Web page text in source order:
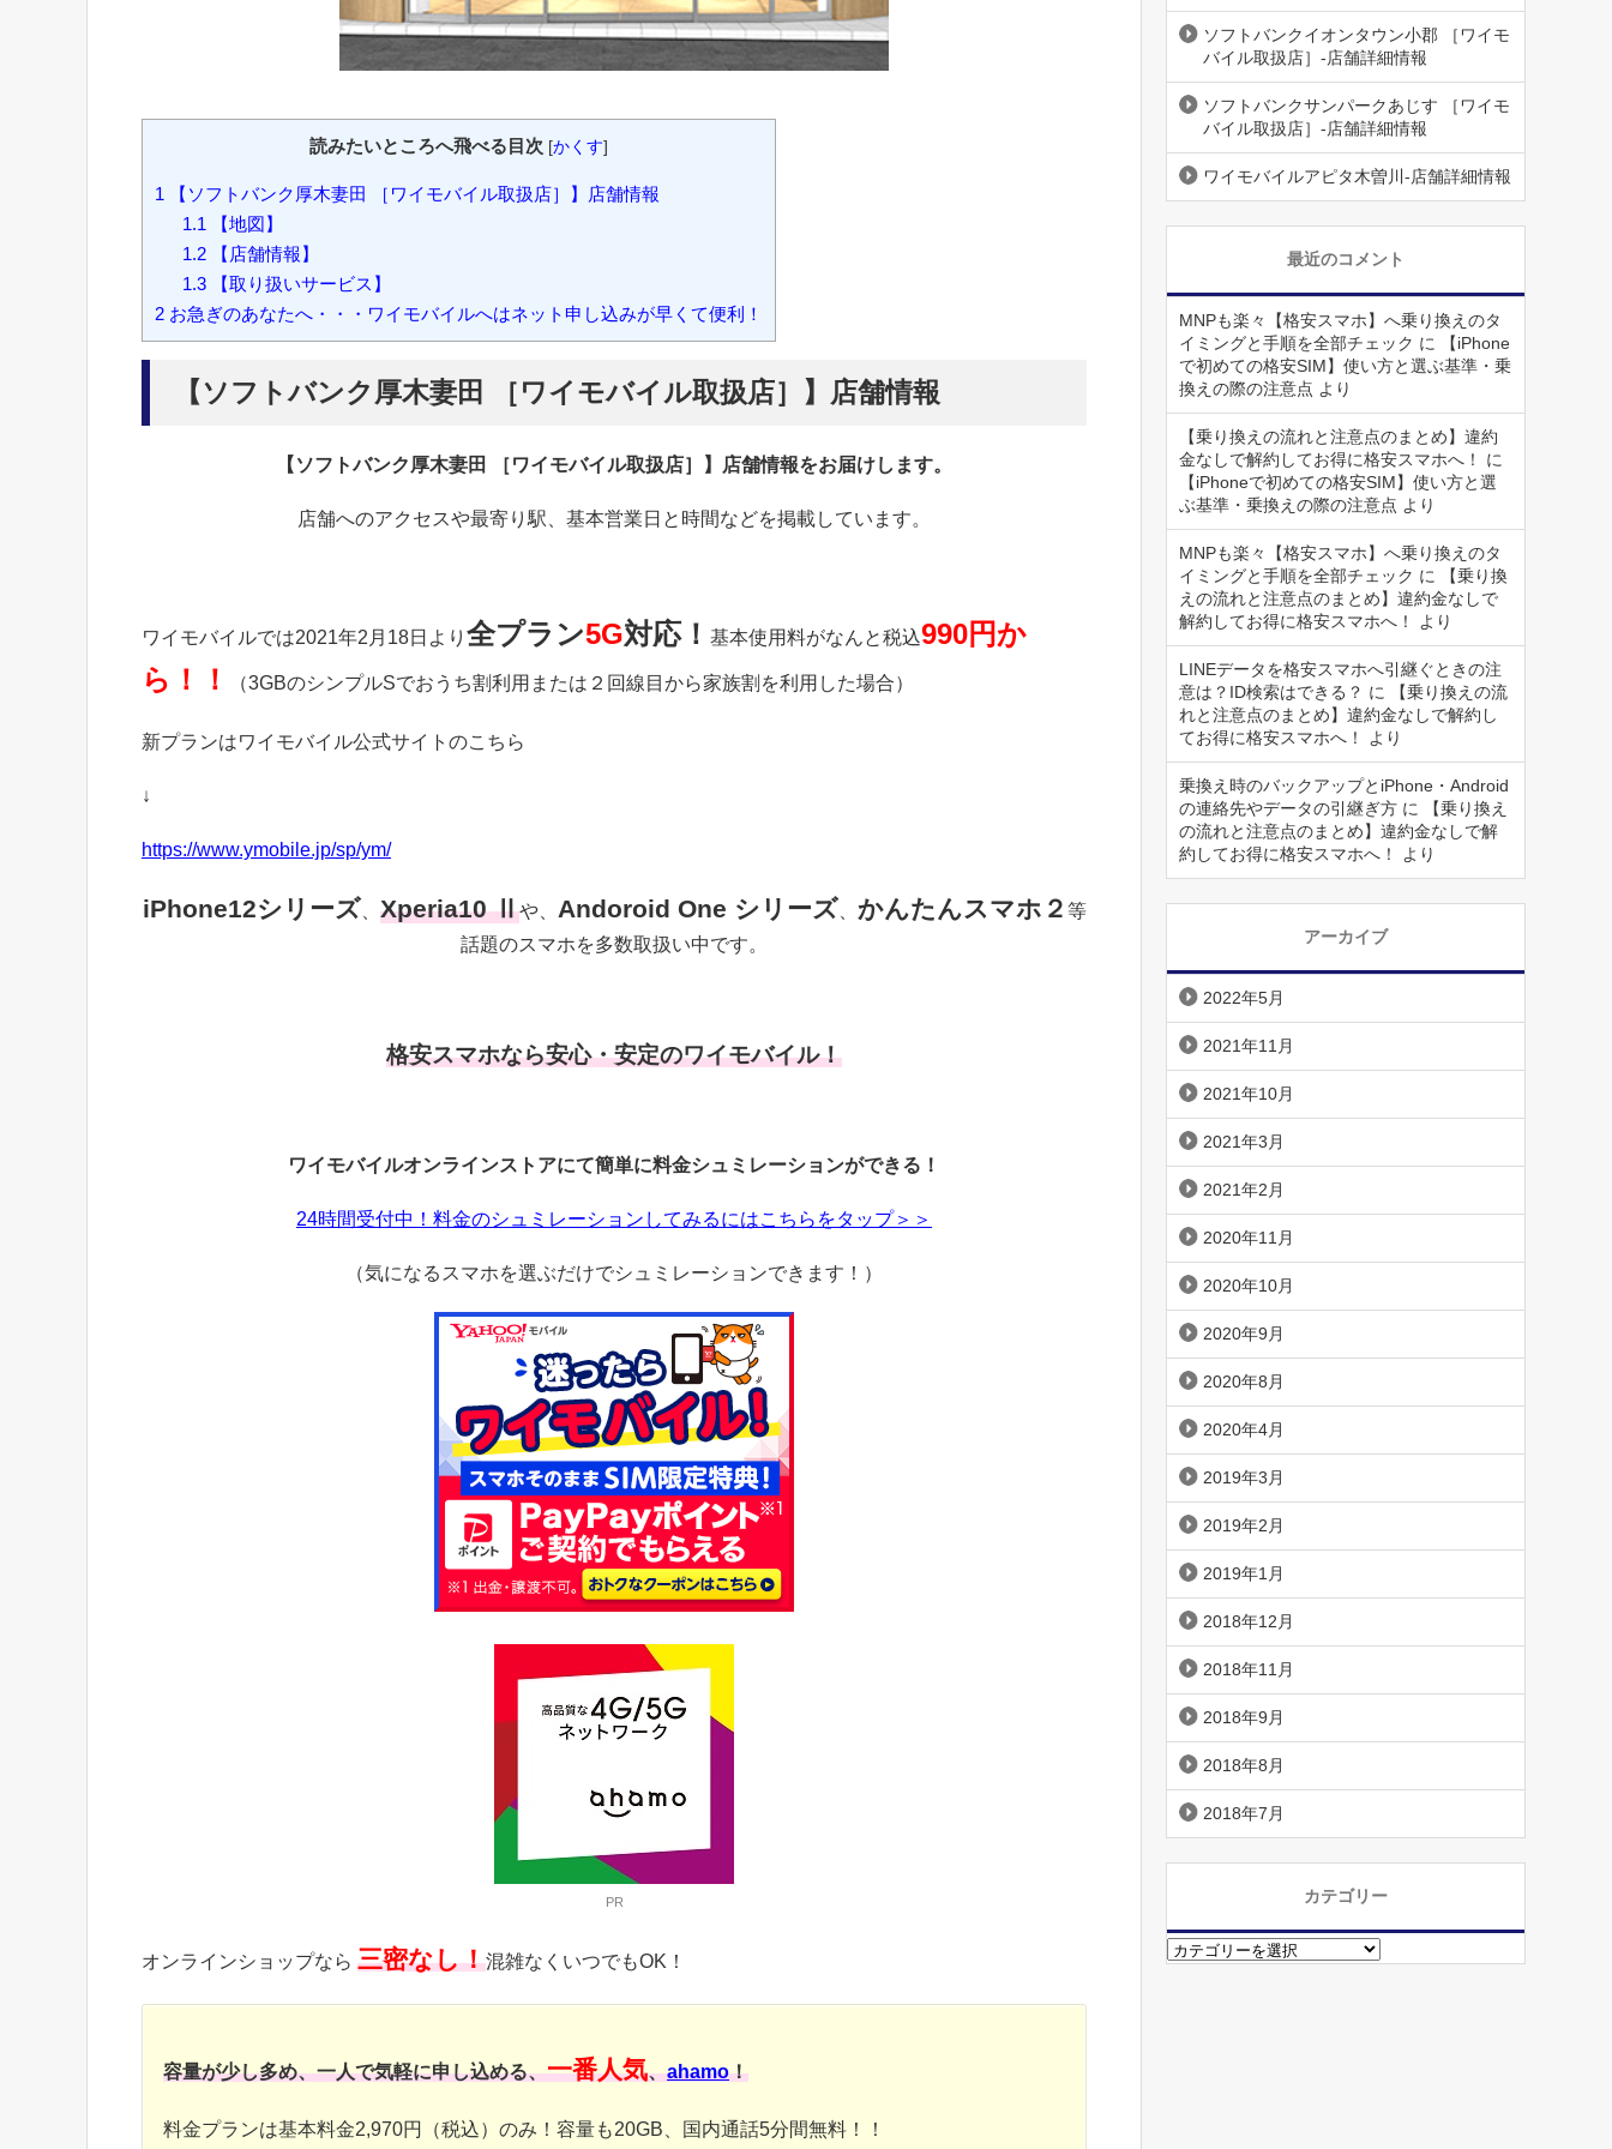
読みたいところへ飛べる目次 [かくす]
1 【ソフトバンク厚木妻田 ［ワイモバイル取扱店］】店舗情報
1.1 【地図】
1.2【店舗情報】
1.3【取り扱いサービス】
2 お急ぎのあなたへ・・・ワイモバイルへはネット申し込みが早くて便利！
【ソフトバンク厚木妻田 ［ワイモバイル取扱店］】店舗情報
【ソフトバンク厚木妻田 ［ワイモバイル取扱店］】店舗情報をお届けします。
店舗へのアクセスや最寄り駅、基本営業日と時間などを掲載しています。
ワイモバイルでは2021年2月18日より 全プラン5G対応！ 基本使用料がなんと税込990円か
ら！！
（3GBのシンプルSでおうち割利用または２回線目から家族割を利用した場合）
新プランはワイモバイル公式サイトのこちら
↓
https://www.ymobile.jp/sp/ym/
iPhone12シリーズ Xperia10 Ⅱや、 Andoroid One シリーズ かんたんスマホ２ 等
話題のスマホを多数取扱い中です。
格安スマホなら安心・安定のワイモバイル！
ワイモバイルオンラインストアにて簡単に料金シュミレーションができる！
24時間受付中！料金のシュミレーションしてみるにはこちらをタップ＞＞
（気になるスマホを選ぶだけでシュミレーションできます！）
PR
オンラインショップなら 三密なし！混雑なくいつでもOK！
容量が少し多め、一人で気軽に申し込める、一番人気、ahamo！
料金プランは基本料金2,970円（税込）のみ！容量も20GB、国内通話5分間無料！！
ソフトバンクイオンタウン小郡 ［ワイモ
バイル取扱店］-店舗詳細情報
ソフトバンクサンパークあじす ［ワイモ
バイル取扱店］-店舗詳細情報
ワイモバイルアピタ木曽川-店舗詳細情報
最近のコメント
MNPも楽々【格安スマホ】へ乗り換えのタ
イミングと手順を全部チェック に
【iPhone
で初めての格安SIM】使い方と選ぶ基準・乗
換えの際の注意点 より
【乗り換えの流れと注意点のまとめ】違約
金なしで解約してお得に格安スマホへ！
に
【iPhoneで初めての格安SIM】使い方と選
ぶ基準・乗換えの際の注意点 より
MNPも楽々【格安スマホ】へ乗り換えのタ
イミングと手順を全部チェック に
【乗り換
えの流れと注意点のまとめ】違約金なしで
解約してお得に格安スマホへ！
より
LINEデータを格安スマホへ引継ぐときの注
意は？ID検索はできる？ に
【乗り換えの流
れと注意点のまとめ】違約金なしで解約し
てお得に格安スマホへ！
より
乗換え時のバックアップとiPhone・Android
の連絡先やデータの引継ぎ方 に
【乗り換え
の流れと注意点のまとめ】違約金なしで解
約してお得に格安スマホへ！
より
アーカイブ
2022年5月
2021年11月
2021年10月
2021年3月
2021年2月
2020年11月
2020年10月
2020年9月
2020年8月
2020年4月
2019年3月
2019年2月
2019年1月
2018年12月
2018年11月
2018年9月
2018年8月
2018年7月
カテゴリー
カ